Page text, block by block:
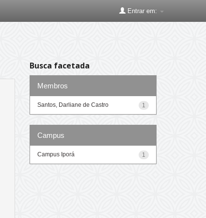
Entrar em:
Busca facetada
Membros
1
Santos, Darliane de Castro
Campus
1
Campus Iporá